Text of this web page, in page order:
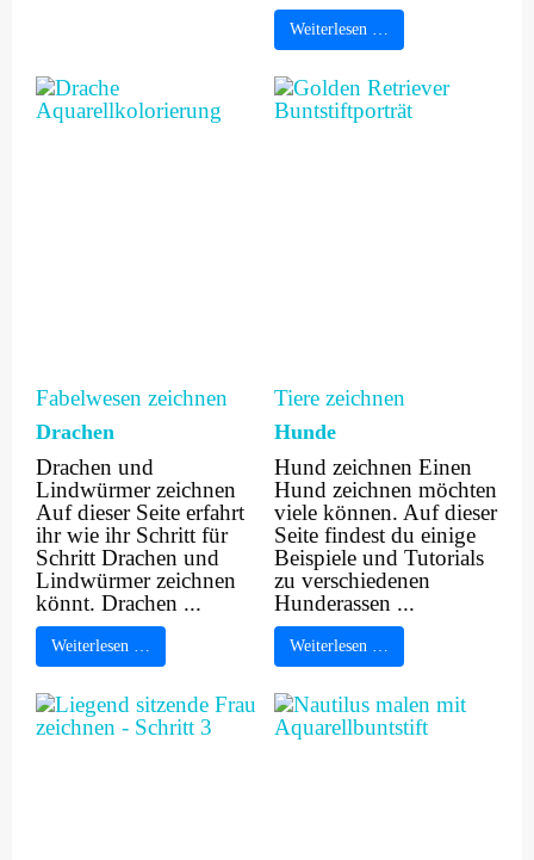
Weiterlesen …
Fabelwesen zeichnen
Drachen
Drachen und
Lindwürmer zeichnen
Auf dieser Seite erfahrt
ihr wie ihr Schritt für
Schritt Drachen und
Lindwürmer zeichnen
könnt. Drachen ...
Weiterlesen …
Tiere zeichnen
Hunde
Hund zeichnen Einen
Hund zeichnen möchten
viele können. Auf dieser
Seite findest du einige
Beispiele und Tutorials
zu verschiedenen
Hunderassen ...
Weiterlesen …